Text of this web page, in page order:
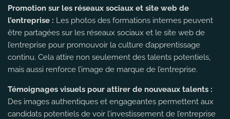
Promotion sur les réseaux sociaux et site web de
l’entreprise : Les photos des formations internes peuvent
être partagées sur les réseaux sociaux et le site web de
l’entreprise pour promouvoir la culture d’apprentissage
continu. Cela attire non seulement des talents potentiels,
mais aussi renforce l’image de marque de l’entreprise.
Témoignages visuels pour attirer de nouveaux talents :
Des images authentiques et engageantes permettent aux
candidats potentiels de voir l’investissement de l’entreprise